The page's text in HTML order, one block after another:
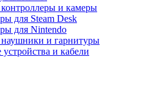
и камеры
для Steam Desk
для Nintendo
и гарнитуры
и кабели